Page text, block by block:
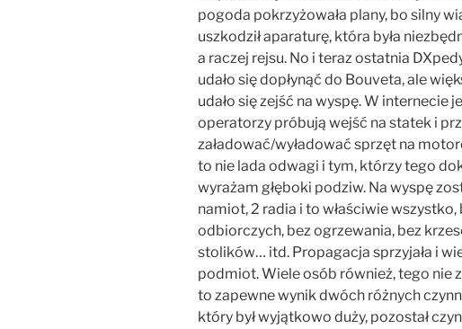
pogoda pokrzyżowała plany, bo silny
uszkodził aparaturę, która była
a raczej rejsu. No i teraz ostatnia
udało się dopłynąć do Bouveta, ale
udało się zejść na wyspę. W internecie
operatorzy próbują wejść na statek i
załadować/wyładować sprzęt na
to nie lada odwagi i tym, którzy tego
wyrażam głęboki podziw. Na wyspę
namiot, 2 radia i to właściwie
odbiorczych, bez ogrzewania, bez
stolików… itd. Propagacja sprzyjała i
podmiot. Wiele osób również, tego nie
to zapewne wynik dwóch różnych
który był wyjątkowo duży, pozostał